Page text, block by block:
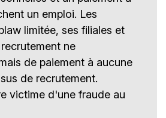
un emploi. Les
limitée, ses filiales et
ne
de paiement à aucune
de recrutement.
victime d'une fraude au